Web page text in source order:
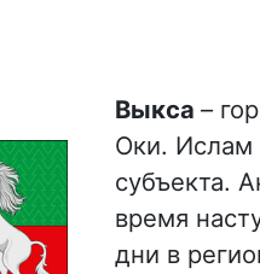
Выкса –
Оки. Ислам
субъекта.
время
дни в